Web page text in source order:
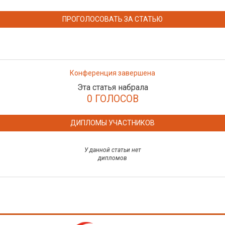
ПРОГОЛОСОВАТЬ ЗА СТАТЬЮ
Конференция завершена
Эта статья набрала
0 ГОЛОСОВ
ДИПЛОМЫ УЧАСТНИКОВ
У данной статьи нет
дипломов